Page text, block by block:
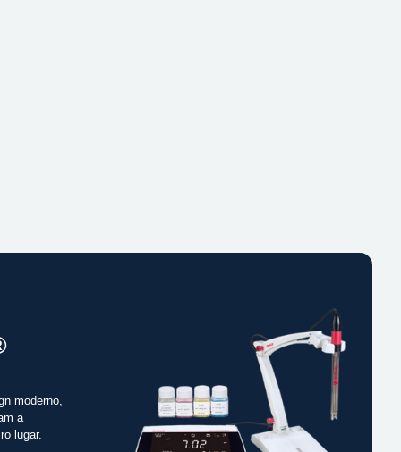
moderno,
a
lugar.